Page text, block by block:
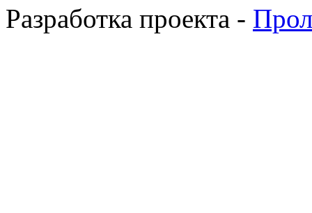
Разработка проекта -